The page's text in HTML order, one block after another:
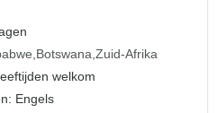
Botswana Zuid-Afrika
welkom
Engels